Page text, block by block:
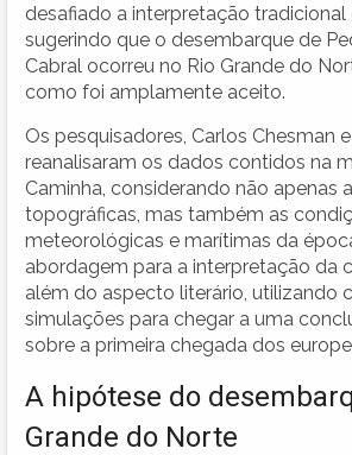
desafiado a interpretação tradicional
sugerindo que o desembarque de
Cabral ocorreu no Rio Grande do
como foi amplamente aceito.
Os pesquisadores, Carlos Chesman
reanalisaram os dados contidos na
Caminha, considerando não apenas
topográficas, mas também as
meteorológicas e marítimas da
abordagem para a interpretação da
além do aspecto literário, utilizando
simulações para chegar a uma
sobre a primeira chegada dos
A hipótese do
Grande do Norte